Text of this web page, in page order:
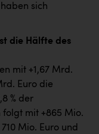
sich
die Hälfte des
mit +1,67 Mrd.
Euro die
% der
mit +865 Mio.
Mio. Euro und